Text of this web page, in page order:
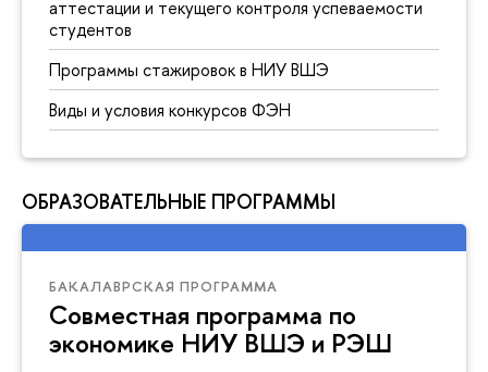
аттестации и текущего контроля успеваемости
студентов
Программы стажировок в НИУ ВШЭ
Виды и условия конкурсов ФЭН
ОБРАЗОВАТЕЛЬНЫЕ ПРОГРАММЫ
БАКАЛАВРСКАЯ ПРОГРАММА
Совместная программа по
экономике НИУ ВШЭ и РЭШ